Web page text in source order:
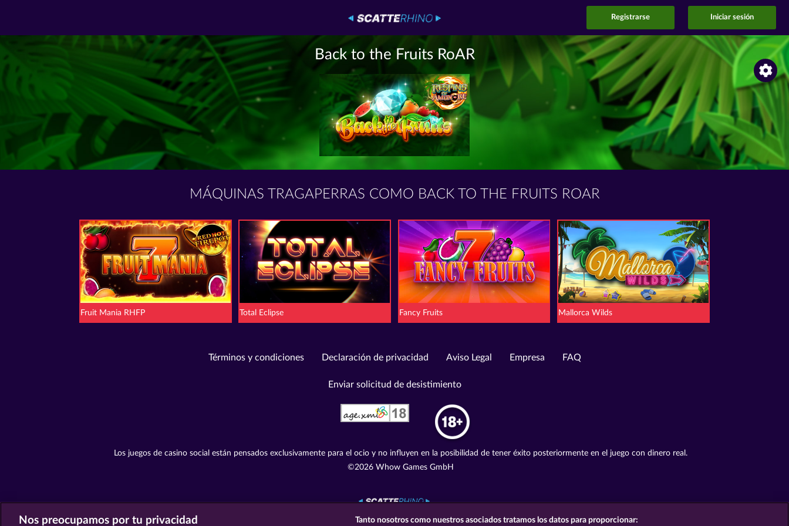
Registrarse Iniciar sesión
Back to the Fruits RoAR
MÁQUINAS TRAGAPERRAS COMO BACK TO THE FRUITS ROAR
Fruit Mania RHFP Total Eclipse Fancy Fruits Mallorca Wilds
Términos y condiciones Declaración de privacidad Aviso Legal Empresa FAQ
Enviar solicitud de desistimiento
Los juegos de casino social están pensados exclusivamente para el ocio y no influyen en la posibilidad de tener éxito posteriormente en el juego con dinero real.
©2026 Whow Games GmbH
Nos preocupamos por tu privacidad Tanto nosotros como nuestros asociados tratamos los datos para proporcionar: